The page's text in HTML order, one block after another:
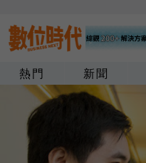
熱門 新聞